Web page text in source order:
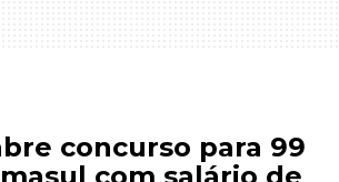
concurso para 99